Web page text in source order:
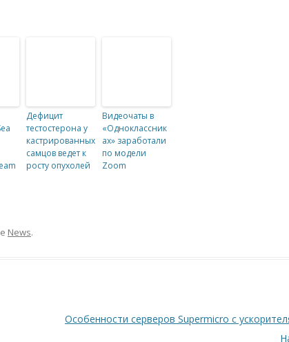
Дефицит
тестостерона у
кастрированных
самцов ведет к
росту опухолей
Видеочаты в
«Одноклассник
ах» заработали
по модели
Zoom
News.
Особенности серверов Supermicro с